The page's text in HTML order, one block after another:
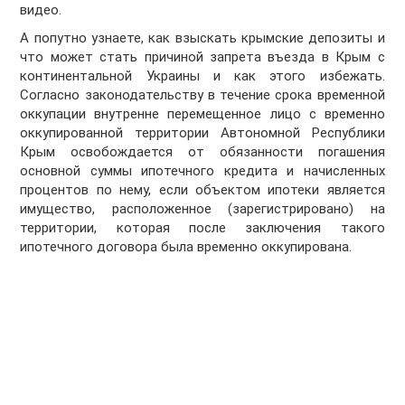
видео.
А попутно узнаете, как взыскать крымские депозиты и
что может стать причиной запрета въезда в Крым с
континентальной Украины и как этого избежать.
Согласно законодательству в течение срока временной
оккупации внутренне перемещенное лицо с временно
оккупированной территории Автономной Республики
Крым освобождается от обязанности погашения
основной суммы ипотечного кредита и начисленных
процентов по нему, если объектом ипотеки является
имущество, расположенное (зарегистрировано) на
территории, которая после заключения такого
ипотечного договора была временно оккупирована.